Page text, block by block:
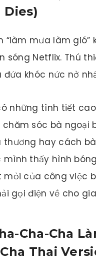
Dies)
“làm mưa làm gió”
sóng Netflix. Thú
đứa khóc nức nở
những tình tiết
chăm sóc bà ngoại
thương hay cách
mình thấy hình
mỏi của công việc
gọi điện về cho
Cha-Cha
Thai